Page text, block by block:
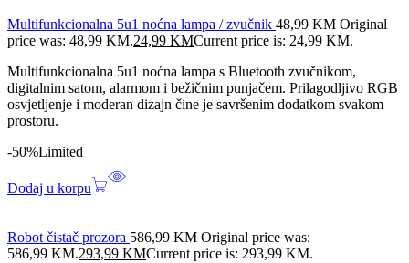
Multifunkcionalna 5u1 noćna lampa / zvučnik 48,99KM Original
price was: 48,99 KM.24,99 KMCurrent price is: 24,99 KM.
Multifunkcionalna 5u1 noćna lampa s Bluetooth zvučnikom,
digitalnim satom, alarmom i bežičnim punjačem. Prilagodljivo RGB
osvjetljenje i moderan dizajn čine je savršenim dodatkom svakom
prostoru.
-50%Limited
Dodaj u korpu
Robot čistač prozora 586,99KM Original price was:
586,99 KM.293,99 KMCurrent price is: 293,99 KM.